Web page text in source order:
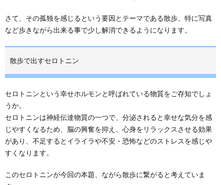
さて、その孤独を感じるという要因とテーマである散歩、特に写真
など歩きながら出来る事で少し解消できるようになります。
散歩で出すセロトニン
セロトニンという幸せホルモンと呼ばれている物質をご存知でしょ
うか。
セロトニンは神経伝達物質の一つで、分泌されると幸せな気分を感
じやすくなるため、脳の興奮を抑え、心身をリラックスさせる効果
があり、不足するとイライラや不安・恐怖などのストレスを感じや
すくなります。
このセロトニンが今回の本題、ながら散歩に繋がると考えていま